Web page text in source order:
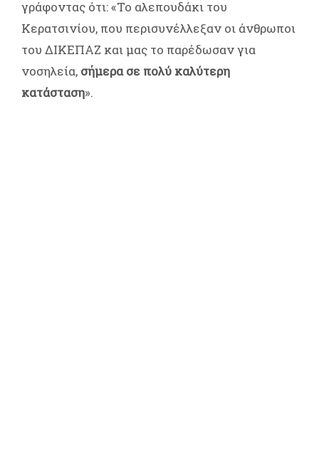
γράφοντας ότι: «Το αλεπουδάκι του
Κερατσινίου, που περισυνέλλεξαν οι άνθρωποι
του ΔΙΚΕΠΑΖ και μας το παρέδωσαν για
νοσηλεία, σήμερα σε πολύ καλύτερη
κατάσταση».